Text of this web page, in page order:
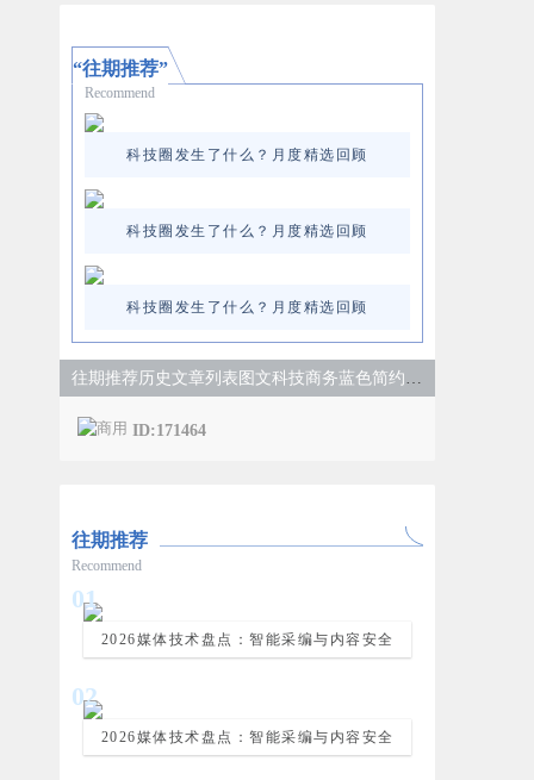
“往期推荐”
Recommend
科技圈发生了什么？月度精选回顾
科技圈发生了什么？月度精选回顾
科技圈发生了什么？月度精选回顾
ID:171464
往期推荐
Recommend
01
2026媒体技术盘点：智能采编与内容安全
02
2026媒体技术盘点：智能采编与内容安全